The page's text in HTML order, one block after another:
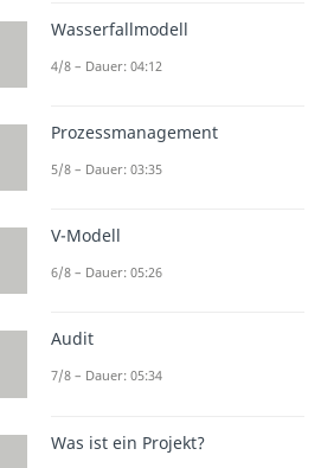
Wasserfallmodell
4/8 – Dauer: 04:12
Prozessmanagement
5/8 – Dauer: 03:35
V-Modell
6/8 – Dauer: 05:26
Audit
7/8 – Dauer: 05:34
Was ist ein Projekt?